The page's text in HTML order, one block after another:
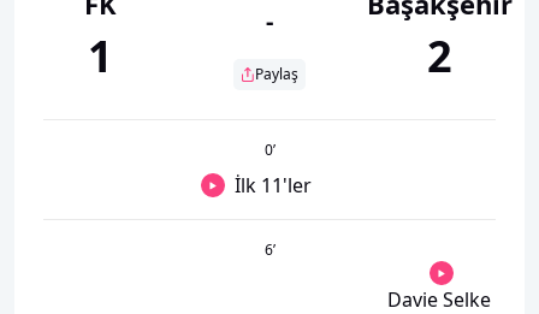
1
-
Paylaş 2
0’
İlk 11'ler
6’
Davie Selke